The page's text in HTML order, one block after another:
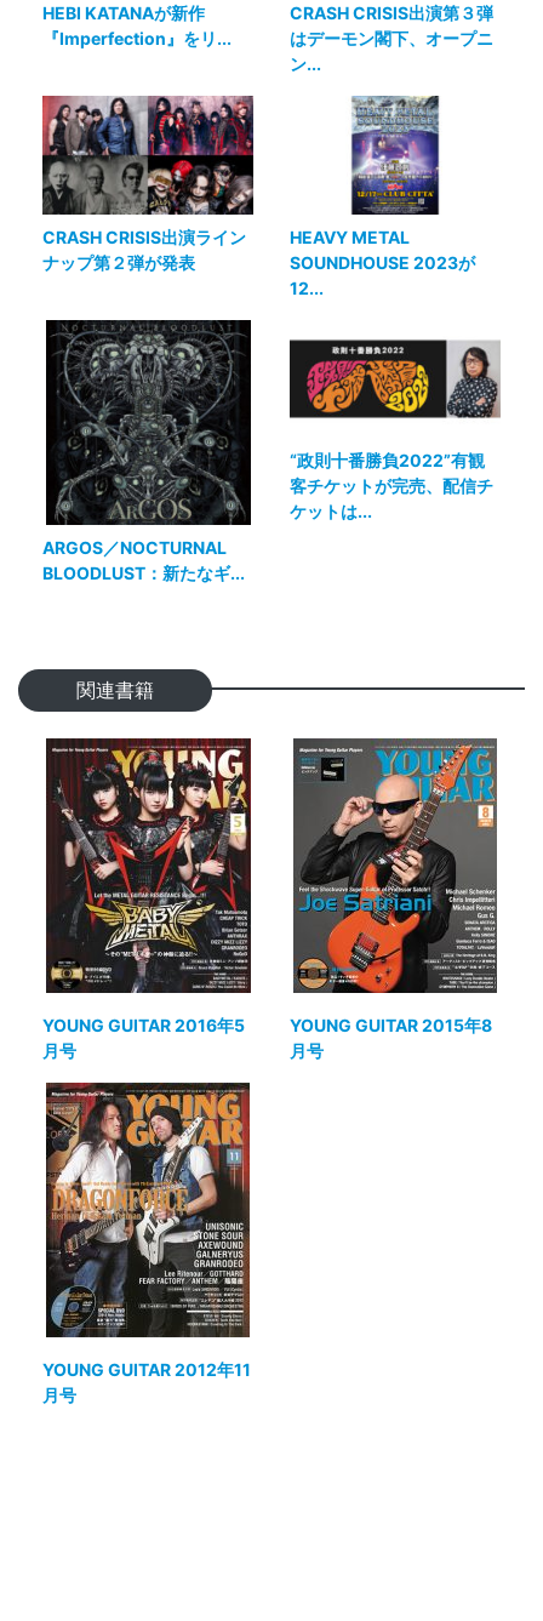
HEBI KATANAが新作
『Imperfection』をリ...
CRASH CRISIS出演第３弾
はデーモン閣下、オープニ
ン...
CRASH CRISIS出演ライン
ナップ第２弾が発表
HEAVY METAL
SOUNDHOUSE 2023が
12...
ARGOS／NOCTURNAL
BLOODLUST：新たなギ...
“政則十番勝負2022”有観
客チケットが完売、配信チ
ケットは...
関連書籍
YOUNG GUITAR 2016年5
月号
YOUNG GUITAR 2015年8
月号
YOUNG GUITAR 2012年11
月号